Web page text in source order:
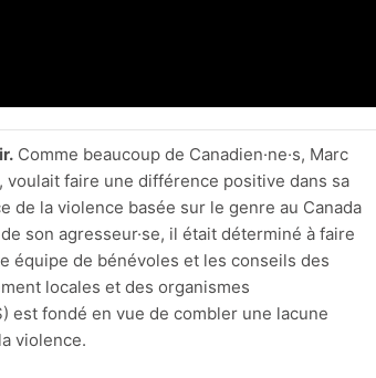
Comme beaucoup de Canadien·ne·s, Marc
faire une différence positive dans sa
de la violence basée sur le genre au Canada
son agresseur·se, il était déterminé à faire
équipe de bénévoles et les conseils des
locales et des organismes
est fondé en vue de combler une lacune
violence.